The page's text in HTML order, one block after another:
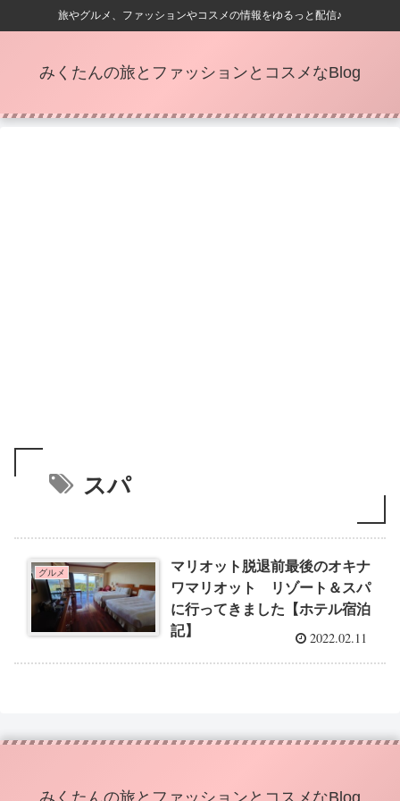
旅やグルメ、ファッションやコスメの情報をゆるっと配信♪
みくたんの旅とファッションとコスメなBlog
スパ
グルメ
マリオット脱退前最後のオキナ
ワマリオット リゾート＆スパ
に行ってきました【ホテル宿泊
記】
2022.02.11